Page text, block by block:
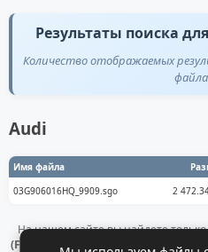
Результаты поиска
Количество отображаемых
Audi
Имя файла
03G906016HQ_9909.sgo
2
На нашем сайте вы найдете только
(Flashdaten)
. Все файлы получены